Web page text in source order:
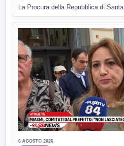
La Procura della Repubblica di
6 AGOSTO 2026